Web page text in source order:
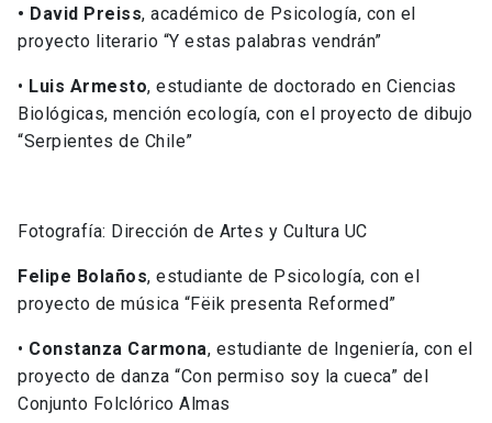
• David Preiss, académico de Psicología, con el
proyecto literario “Y estas palabras vendrán”
• Luis Armesto, estudiante de doctorado en Ciencias
Biológicas, mención ecología, con el proyecto de dibujo
“Serpientes de Chile”
Fotografía: Dirección de Artes y Cultura UC
Felipe Bolaños, estudiante de Psicología, con el
proyecto de música “Fëik presenta Reformed”
• Constanza Carmona, estudiante de Ingeniería, con el
proyecto de danza “Con permiso soy la cueca” del
Conjunto Folclórico Almas